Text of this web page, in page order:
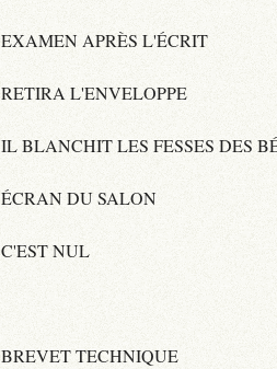
EXAMEN APRÈS L'ÉCRIT
RETIRA L'ENVELOPPE
IL BLANCHIT LES FESSES DES
ÉCRAN DU SALON
C'EST NUL
BREVET TECHNIQUE